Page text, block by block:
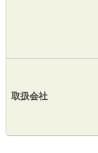
取扱会社